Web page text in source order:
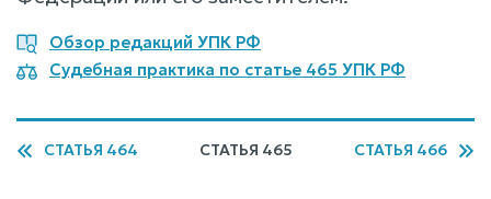
Обзор редакций УПК РФ
Судебная практика по статье 465 УПК РФ
СТАТЬЯ 464 СТАТЬЯ 465 СТАТЬЯ 466